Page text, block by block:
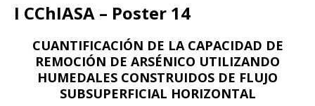
I CChIASA – Poster 14
CUANTIFICACIÓN DE LA CAPACIDAD DE
REMOCIÓN DE ARSÉNICO UTILIZANDO
HUMEDALES CONSTRUIDOS DE FLUJO
SUBSUPERFICIAL HORIZONTAL